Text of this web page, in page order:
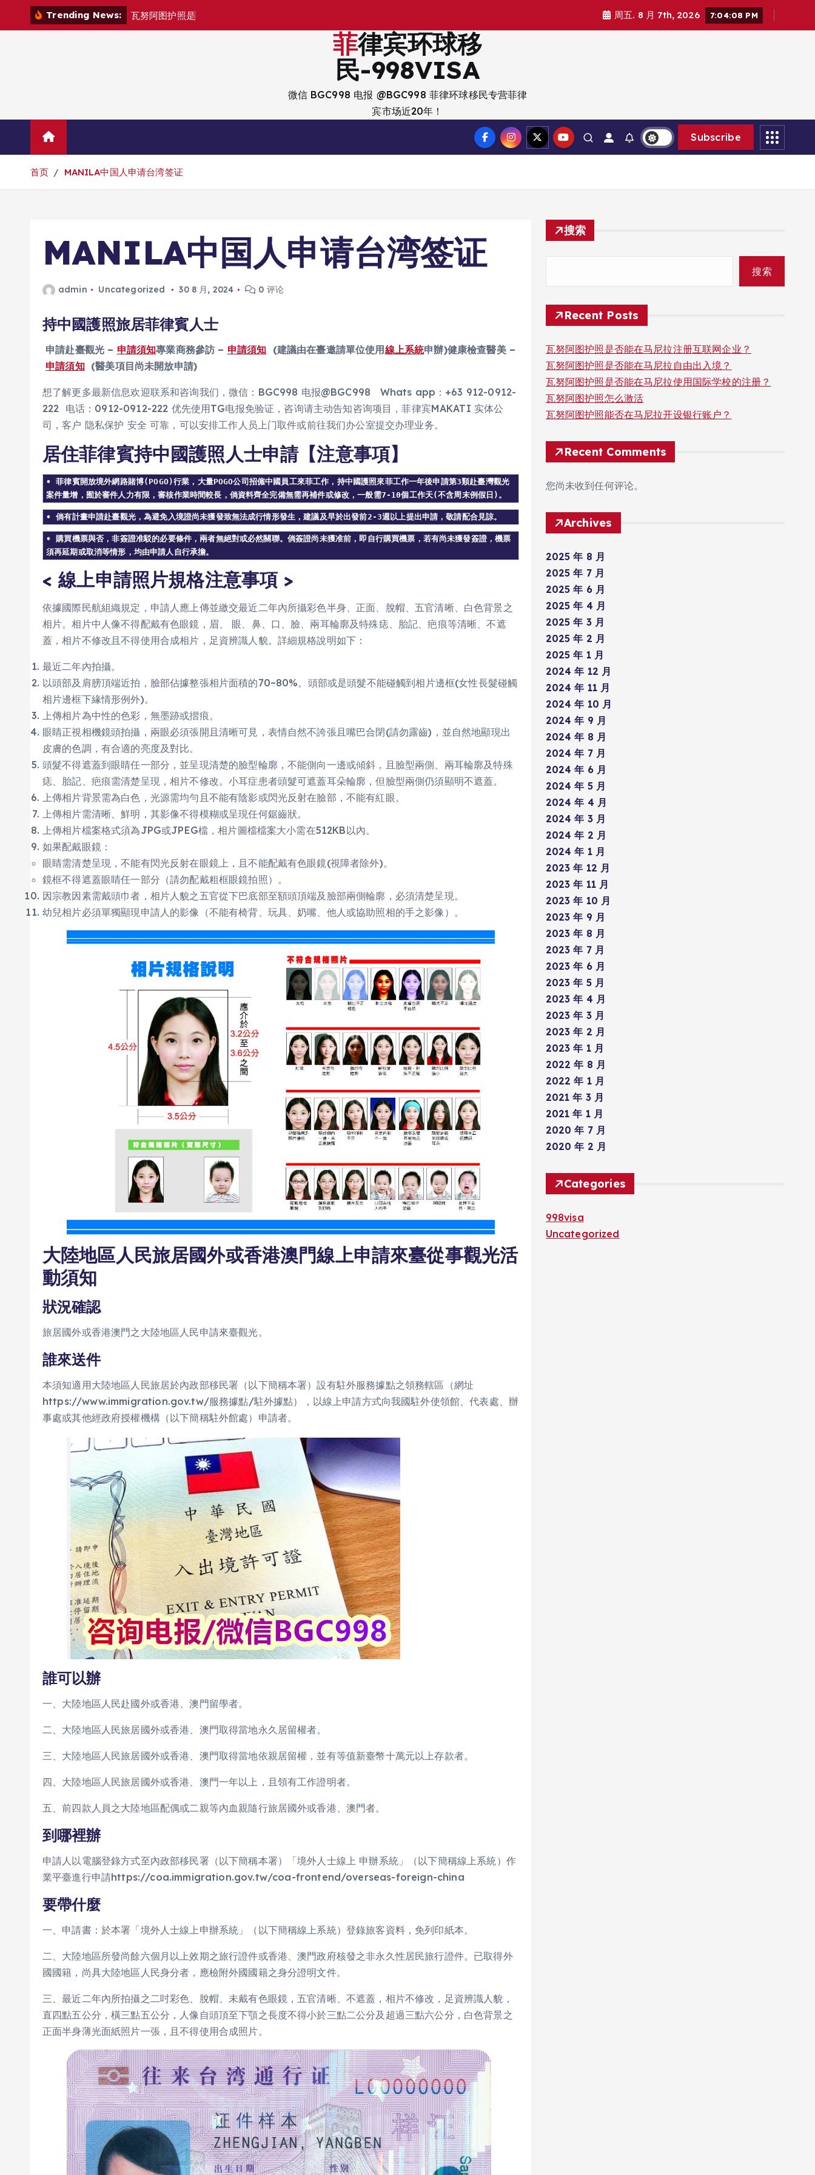
Trending News: 瓦努阿图护照是 周五. 8 月 7th, 2026 7:04:09 PM
菲律宾环球移
民-998VISA
微信 BGC998 电报 @BGC998 菲律环球移民专营菲律
宾市场近20年！
Subscribe
首页 MANILA中国人申请台湾签证
MANILA中国人申请台湾签证
admin Uncategorized 30 8 月, 2024 0 评论
持中國護照旅居菲律賓人士
申請赴臺觀光 – 申請須知專業商務參訪 – 申請須知 (建議由在臺邀請單位使用 線上系統申辦)健康檢查醫美 –
申請須知(醫美項目尚未開放申請)
想了解更多最新信息欢迎联系和咨询我们，微信：BGC998 电报@BGC998 Whats app：+63 912-0912-
222 电话：0912-0912-222 优先使用TG电报免验证，咨询请主动告知咨询项目，菲律宾MAKATI 实体公
司，客户 隐私保护 安全 可靠，可以安排工作人员上门取件或前往我们办公室提交办理业务。
居住菲律賓持中國護照人士申請【注意事項】
• 菲律賓開放境外網路賭博(POGO)行業，大量POGO公司招僱中國員工來菲工作，持中國護照來菲工作一年後申請第3類赴臺灣觀光
案件量增，囿於審件人力有限，審核作業時間較長，倘資料齊全完備無需再補件或修改，一般需7-10個工作天(不含周末例假日)。
• 倘有計畫申請赴臺觀光，為避免入境證尚未獲發致無法成行情形發生，建議及早於出發前2-3週以上提出申請，敬請配合見諒。
• 購買機票與否，非簽證准駁的必要條件，兩者無絕對或必然關聯。倘簽證尚未獲准前，即自行購買機票，若有尚未獲發簽證，機票
須再延期或取消等情形，均由申請人自行承擔。
< 線上申請照片規格注意事項 >
依據國際民航組織規定，申請人應上傳並繳交最近二年內所攝彩色半身、正面、脫帽、五官清晰、白色背景之
相片。相片中人像不得配戴有色眼鏡，眉、 眼、鼻、口、臉、兩耳輪廓及特殊痣、胎記、疤痕等清晰、不遮
蓋，相片不修改且不得使用合成相片，足資辨識人貌。詳細規格說明如下：
最近二年內拍攝。
以頭部及肩膀頂端近拍，臉部佔據整張相片面積的70~80%。頭部或是頭髮不能碰觸到相片邊框(女性長髮碰觸
相片邊框下緣情形例外)。
上傳相片為中性的色彩，無墨跡或摺痕。
眼睛正視相機鏡頭拍攝，兩眼必須張開且清晰可見，表情自然不誇張且嘴巴合閉(請勿露齒)，並自然地顯現出
皮膚的色調，有合適的亮度及對比。
頭髮不得遮蓋到眼睛任一部分，並呈現清楚的臉型輪廓，不能側向一邊或傾斜，且臉型兩側、兩耳輪廓及特殊
痣、胎記、疤痕需清楚呈現，相片不修改。小耳症患者頭髮可遮蓋耳朵輪廓，但臉型兩側仍須顯明不遮蓋。
上傳相片背景需為白色，光源需均勻且不能有陰影或閃光反射在臉部，不能有紅眼。
上傳相片需清晰、鮮明，其影像不得模糊或呈現任何鋸齒狀。
上傳相片檔案格式須為JPG或JPEG檔，相片圖檔檔案大小需在512KB以內。
如果配戴眼鏡：
眼睛需清楚呈現，不能有閃光反射在眼鏡上，且不能配戴有色眼鏡(視障者除外)。
鏡框不得遮蓋眼睛任一部分（請勿配戴粗框眼鏡拍照）。
因宗教因素需戴頭巾者，相片人貌之五官從下巴底部至額頭頂端及臉部兩側輪廓，必須清楚呈現。
幼兒相片必須單獨顯現申請人的影像（不能有椅背、玩具、奶嘴、他人或協助照相的手之影像）。
大陸地區人民旅居國外或香港澳門線上申請來臺從事觀光活
動須知
狀況確認
旅居國外或香港澳門之大陸地區人民申請來臺觀光。
誰來送件
本須知適用大陸地區人民旅居於內政部移民署（以下簡稱本署）設有駐外服務據點之領務轄區（網址
https://www.immigration.gov.tw/服務據點/駐外據點），以線上申請方式向我國駐外使領館、代表處、辦
事處或其他經政府授權機構（以下簡稱駐外館處）申請者。
誰可以辦
一、大陸地區人民赴國外或香港、澳門留學者。
二、大陸地區人民旅居國外或香港、澳門取得當地永久居留權者。
三、大陸地區人民旅居國外或香港、澳門取得當地依親居留權，並有等值新臺幣十萬元以上存款者。
四、大陸地區人民旅居國外或香港、澳門一年以上，且領有工作證明者。
五、前四款人員之大陸地區配偶或二親等內血親隨行旅居國外或香港、澳門者。
到哪裡辦
申請人以電腦登錄方式至內政部移民署（以下簡稱本署）「境外人士線上 申辦系統」（以下簡稱線上系統）作
業平臺進行申請https://coa.immigration.gov.tw/coa-frontend/overseas-foreign-china
要帶什麼
一、申請書：於本署「境外人士線上申辦系統」（以下簡稱線上系統）登錄旅客資料，免列印紙本。
二、大陸地區所發尚餘六個月以上效期之旅行證件或香港、澳門政府核發之非永久性居民旅行證件。已取得外
國國籍，尚具大陸地區人民身分者，應檢附外國國籍之身分證明文件。
三、最近二年內所拍攝之二吋彩色、脫帽、未戴有色眼鏡，五官清晰、不遮蓋，相片不修改，足資辨識人貌，
直四點五公分，橫三點五公分，人像自頭頂至下顎之長度不得小於三點二公分及超過三點六公分，白色背景之
正面半身薄光面紙照片一張，且不得使用合成照片。
搜索
搜索
Recent Posts
瓦努阿图护照是否能在马尼拉注册互联网企业？
瓦努阿图护照是否能在马尼拉自由出入境？
瓦努阿图护照是否能在马尼拉使用国际学校的注册？
瓦努阿图护照怎么激活
瓦努阿图护照能否在马尼拉开设银行账户？
Recent Comments
您尚未收到任何评论。
Archives
2025 年 8 月
2025 年 7 月
2025 年 6 月
2025 年 4 月
2025 年 3 月
2025 年 2 月
2025 年 1 月
2024 年 12 月
2024 年 11 月
2024 年 10 月
2024 年 9 月
2024 年 8 月
2024 年 7 月
2024 年 6 月
2024 年 5 月
2024 年 4 月
2024 年 3 月
2024 年 2 月
2024 年 1 月
2023 年 12 月
2023 年 11 月
2023 年 10 月
2023 年 9 月
2023 年 8 月
2023 年 7 月
2023 年 6 月
2023 年 5 月
2023 年 4 月
2023 年 3 月
2023 年 2 月
2023 年 1 月
2022 年 8 月
2022 年 1 月
2021 年 3 月
2021 年 1 月
2020 年 7 月
2020 年 2 月
Categories
998visa
Uncategorized